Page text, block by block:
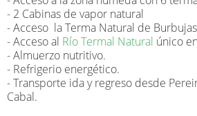
- 2 Cabinas de vapor natural
- Acceso la Terma Natural de
- Acceso al Río Termal Natural único
- Almuerzo nutritivo.
- Refrigerio energético.
- Transporte ida y regreso desde
Cabal.